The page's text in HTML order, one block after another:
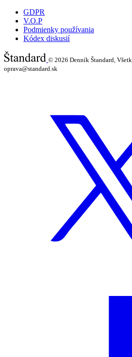
GDPR
V.O.P
Podmienky používania
Kódex diskusií
© 2026 Denník Štandard,
oprava@standard.sk